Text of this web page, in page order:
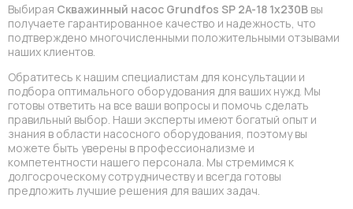
Выбирая Скважинный насос Grundfos SP 2A-18 1x230В вы
получаете гарантированное качество и надежность, что
подтверждено многочисленными положительными отзывами
наших клиентов.
Обратитесь к нашим специалистам для консультации и
подбора оптимального оборудования для ваших нужд. Мы
готовы ответить на все ваши вопросы и помочь сделать
правильный выбор. Наши эксперты имеют богатый опыт и
знания в области насосного оборудования, поэтому вы
можете быть уверены в профессионализме и
компетентности нашего персонала. Мы стремимся к
долгосроческому сотрудничеству и всегда готовы
предложить лучшие решения для ваших задач.